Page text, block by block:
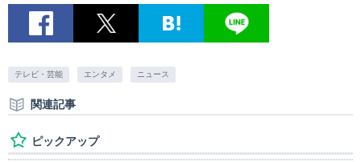
テレビ・芸能 エンタメ ニュース
関連記事
ピックアップ